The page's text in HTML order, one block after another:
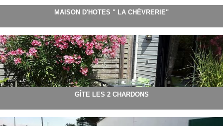
MAISON D'HOTES " LA CHÈVRERIE"
GÎTE LES 2 CHARDONS